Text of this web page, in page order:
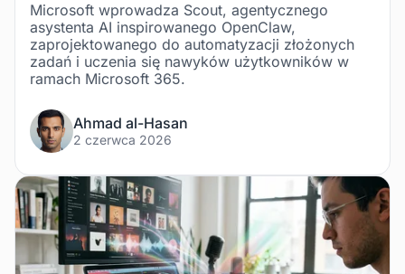
Microsoft wprowadza Scout, agentycznego
asystenta AI inspirowanego OpenClaw,
zaprojektowanego do automatyzacji złożonych
zadań i uczenia się nawyków użytkowników w
ramach Microsoft 365.
Ahmad al-Hasan
2 czerwca 2026